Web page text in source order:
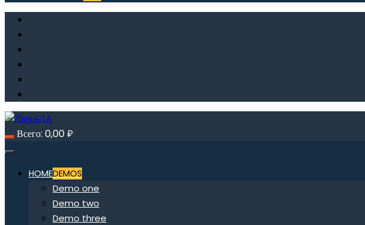
Всего: 0,00₽
HOMEDEMOS
Demo one
Demo two
Demo three